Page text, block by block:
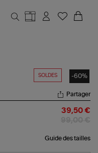
SOLDES -60%
Partager
39,50 €
Guide des tailles